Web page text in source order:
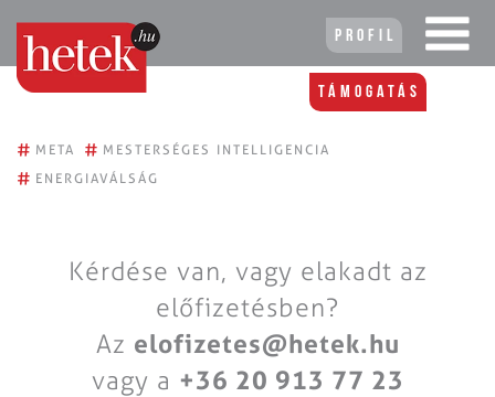
Profil
Támogatás
# META # MESTERSÉGES INTELLIGENCIA
# ENERGIAVÁLSÁG
Kérdése van, vagy elakadt az
előfizetésben?
Az elofizetes@hetek.hu
vagy a +36 20 913 77 23